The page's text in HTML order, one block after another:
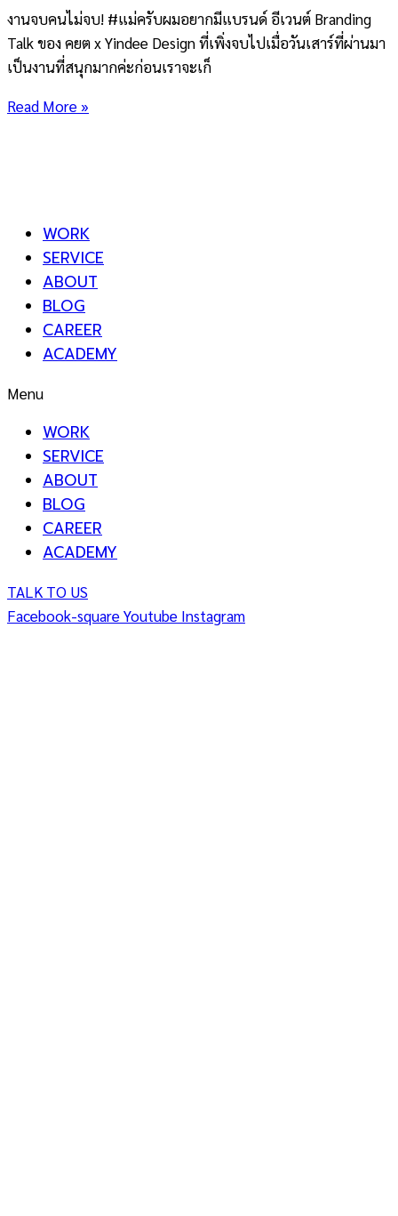
งานจบคนไม่จบ! #แม่ครับผมอยากมีแบรนด์ อีเวนต์ Branding
Talk ของ คยต x Yindee Design ที่เพิ่งจบไปเมื่อวันเสาร์ที่ผ่านมา
เป็นงานที่สนุกมากค่ะก่อนเราจะเก็
Read More »
WORK
SERVICE
ABOUT
BLOG
CAREER
ACADEMY
Menu
WORK
SERVICE
ABOUT
BLOG
CAREER
ACADEMY
TALK TO US
Facebook-squareYoutube Instagram